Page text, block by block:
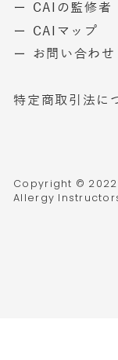
ー CAIの監修者
ー CAIマップ
ー お問い合わせ
特定商取引法に
Copyright ©
Allergy